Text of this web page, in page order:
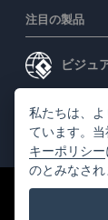
注目の製品
ビジュ
ビジュ
©2026 by
私たちは、
ています。
キーポリシー
のとみなされ